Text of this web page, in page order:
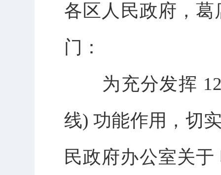
各 区人民政府，
门：
为充分发挥
线) 功能作用，切
民政府办公室关于